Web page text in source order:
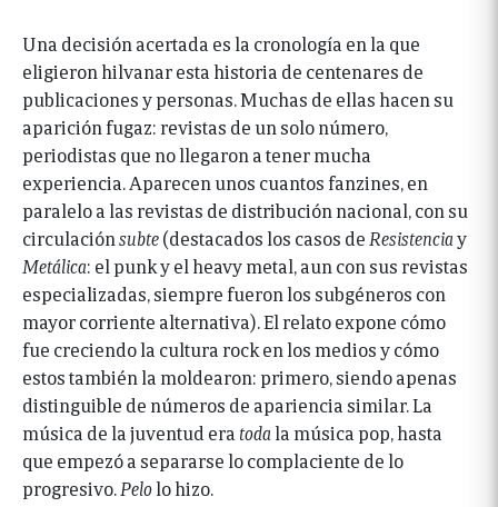
Una decisión acertada es la cronología en la que
eligieron hilvanar esta historia de centenares de
publicaciones y personas. Muchas de ellas hacen su
aparición fugaz: revistas de un solo número,
periodistas que no llegaron a tener mucha
experiencia. Aparecen unos cuantos fanzines, en
paralelo a las revistas de distribución nacional, con su
circulaciónsubte(destacados los casos de Resistenciay
Metálica: el punk y el heavy metal, aun con sus revistas
especializadas, siempre fueron los subgéneros con
mayor corriente alternativa). El relato expone cómo
fue creciendo la cultura rock en los medios y cómo
estos también la moldearon: primero, siendo apenas
distinguible de números de apariencia similar. La
música de la juventud era todala música pop, hasta
que empezó a separarse lo complaciente de lo
progresivo. Pelolo hizo.